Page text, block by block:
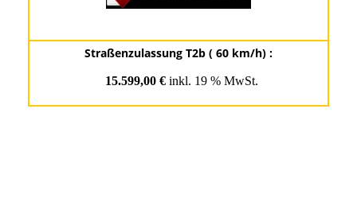
Straßenzulassung T2b ( 60 km/h) :
15.599,00 € inkl. 19 % MwSt.